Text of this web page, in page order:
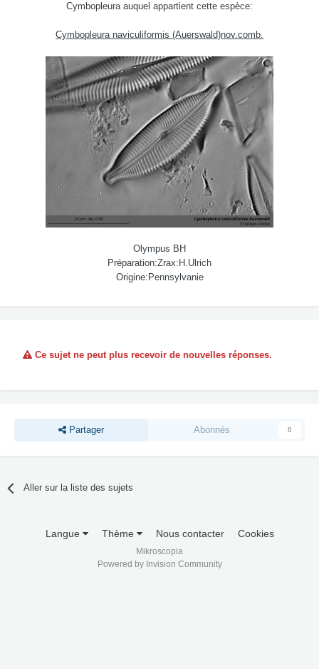
Cymbopleura auquel appartient cette espèce:
Cymbopleura naviculiformis (Auerswald)nov.comb.
Olympus BH
Préparation:Zrax:H.Ulrich
Origine:Pennsylvanie
Ce sujet ne peut plus recevoir de nouvelles réponses.
Partager Abonnés 0
Aller sur la liste des sujets
Langue Thème Nous contacter Cookies
Mikroscopia
Powered by Invision Community